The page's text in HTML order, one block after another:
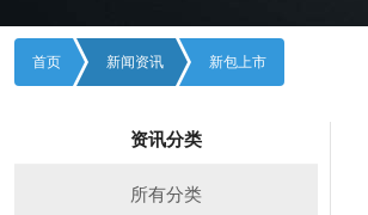
首页 新闻资讯 新包上市
资讯分类
所有分类